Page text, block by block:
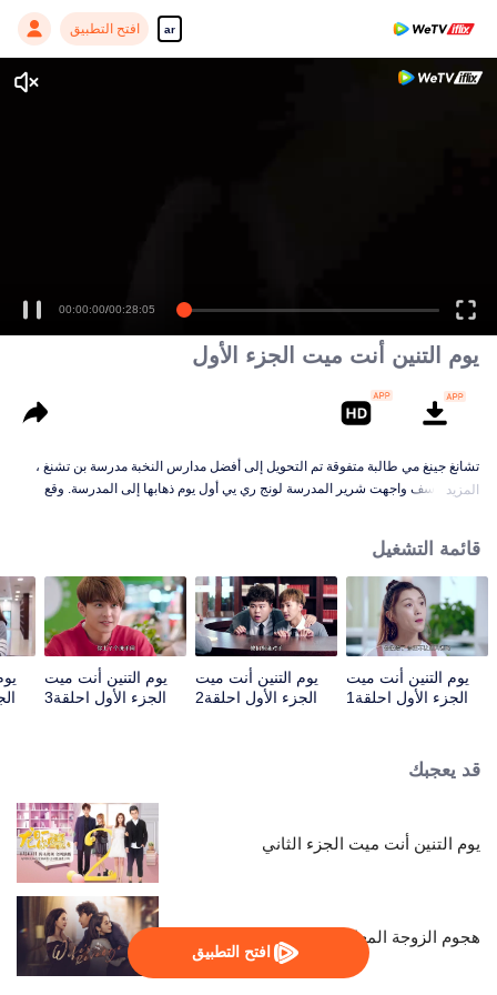
ar افتح التطبيق
افتح التطبيق
00:00:00/00:28:05
يوم التنين أنت ميت الجزء الأول
تشانغ جينغ مي طالبة متفوقة تم التحويل إلى أفضل مدارس النخبة مدرسة بن تشنغ ،
ولكن للأسف واجهت شرير المدرسة لونج ري يي أول يوم ذهابها إلى المدرسة. وقع
المزيد
قائمة التشغيل
يوم التنين أنت ميت
الجزء الأول احلقة1
يوم التنين أنت ميت
الجزء الأول احلقة2
يوم التنين أنت ميت
الجزء الأول احلقة3
قد يعجبك
يوم التنين أنت ميت الجزء الثاني
هجوم الزوجة المعاكس